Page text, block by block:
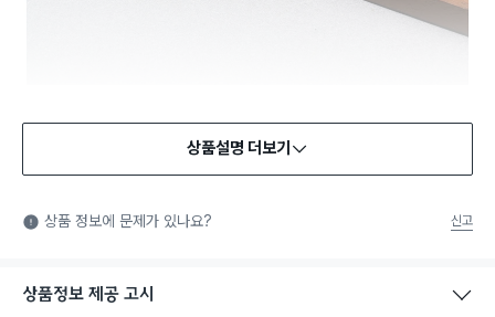
식품용 기구: 식품위생법에서 정한 규격에 따라 제조되어 식품 또
는 식품첨가물에 사용할 수 있는 식품용기구라는 표시입니다.
상품설명 더보기
상품 정보에 문제가 있나요? 신고
상품정보 제공 고시